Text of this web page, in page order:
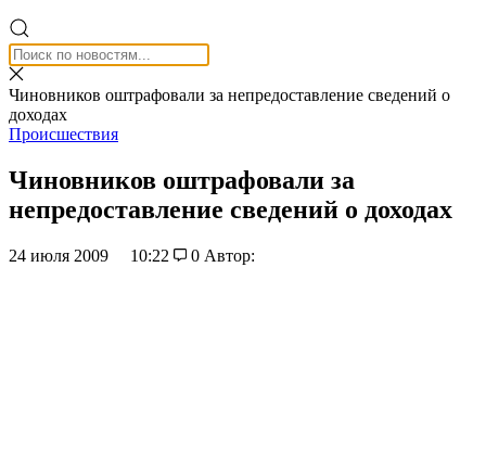
Чиновников оштрафовали за непредоставление сведений о
доходах
Происшествия
Чиновников оштрафовали за
непредоставление сведений о доходах
24 июля 2009 10:22 0 Автор: